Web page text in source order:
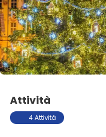
Attività
4 Attività